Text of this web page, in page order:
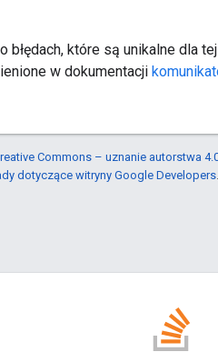
które są unikalne dla
w dokumentacji
Commons – uznanie autorstwa
dotyczące witryny Google Developers